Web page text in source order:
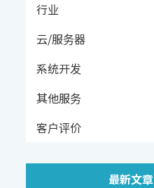
行业
云/服务器
系统开发
其他服务
客户评价
最新文章